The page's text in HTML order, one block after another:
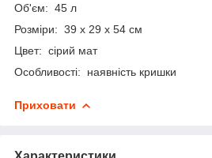
Об'єм: 45 л
Розміри: 39 х 29 х 54 см
Цвет: сірий мат
Особливості: наявність кришки
Приховати